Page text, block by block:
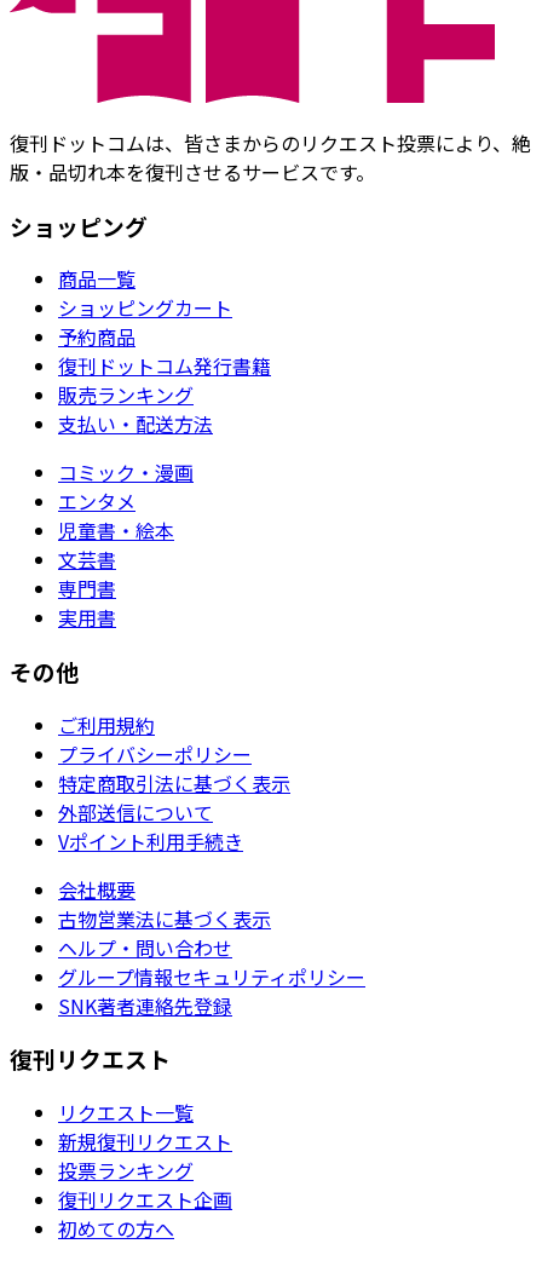
復刊ドットコムは、皆さまからのリクエスト投票により、絶
版・品切れ本を復刊させるサービスです。
ショッピング
商品一覧
ショッピングカート
予約商品
復刊ドットコム発行書籍
販売ランキング
支払い・配送方法
コミック・漫画
エンタメ
児童書・絵本
文芸書
専門書
実用書
その他
ご利用規約
プライバシーポリシー
特定商取引法に基づく表示
外部送信について
Vポイント利用手続き
会社概要
古物営業法に基づく表示
ヘルプ・問い合わせ
グループ情報セキュリティポリシー
SNK著者連絡先登録
復刊リクエスト
リクエスト一覧
新規復刊リクエスト
投票ランキング
復刊リクエスト企画
初めての方へ